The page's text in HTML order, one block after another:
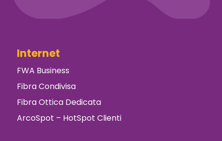
Internet
FWA Business
Fibra Condivisa
Fibra Ottica Dedicata
ArcoSpot – HotSpot Clienti